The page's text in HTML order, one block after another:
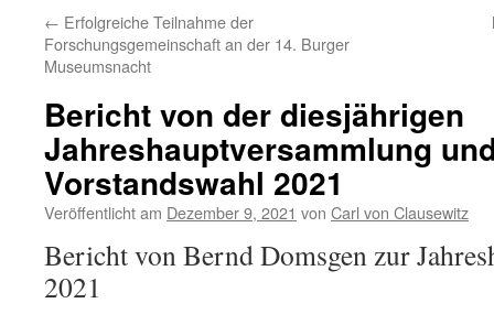
← Erfolgreiche Teilnahme der
Forschungsgemeinschaft an der 14. Burger
Museumsnacht
Bericht von der diesjährigen
Jahreshauptversammlung
Vorstandswahl 2021
Veröffentlicht am Dezember 9, 2021 von Carl von Clausewitz
Bericht von Bernd Domsgen zur
2021